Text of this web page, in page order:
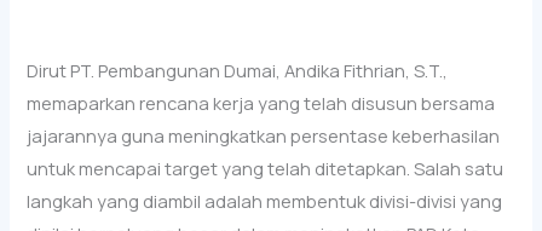
Dirut PT. Pembangunan Dumai, Andika Fithrian, S.T.,
memaparkan rencana kerja yang telah disusun bersama
jajarannya guna meningkatkan persentase keberhasilan
untuk mencapai target yang telah ditetapkan. Salah satu
langkah yang diambil adalah membentuk divisi-divisi yang